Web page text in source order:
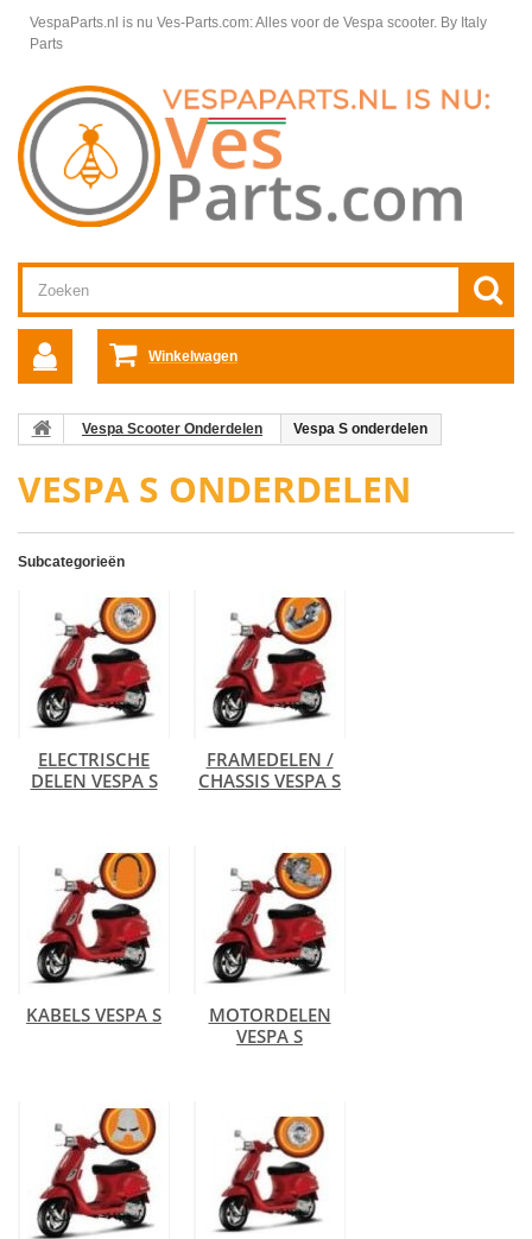
VespaParts.nl is nu Ves-Parts.com: Alles voor de Vespa scooter. By Italy
Parts
Winkelwagen
Vespa Scooter Onderdelen Vespa S onderdelen
VESPA S ONDERDELEN
Subcategorieën
ELECTRISCHE
DELEN VESPA S
FRAMEDELEN /
CHASSIS VESPA S
KABELS VESPA S
MOTORDELEN
VESPA S